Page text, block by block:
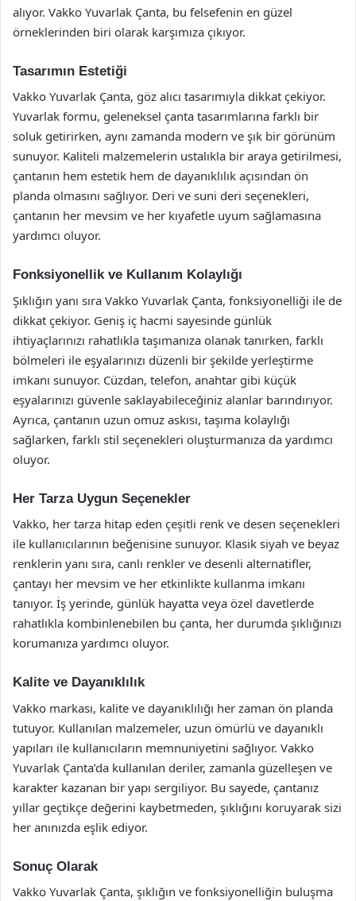
alıyor. Vakko Yuvarlak Çanta, bu felsefenin en güzel
örneklerinden biri olarak karşımıza çıkıyor.
Tasarımın Estetiği
Vakko Yuvarlak Çanta, göz alıcı tasarımıyla dikkat çekiyor.
Yuvarlak formu, geleneksel çanta tasarımlarına farklı bir
soluk getirirken, aynı zamanda modern ve şık bir görünüm
sunuyor. Kaliteli malzemelerin ustalıkla bir araya getirilmesi,
çantanın hem estetik hem de dayanıklılık açısından ön
planda olmasını sağlıyor. Deri ve suni deri seçenekleri,
çantanın her mevsim ve her kıyafetle uyum sağlamasına
yardımcı oluyor.
Fonksiyonellik ve Kullanım Kolaylığı
Şıklığın yanı sıra Vakko Yuvarlak Çanta, fonksiyonelliği ile de
dikkat çekiyor. Geniş iç hacmi sayesinde günlük
ihtiyaçlarınızı rahatlıkla taşımanıza olanak tanırken, farklı
bölmeleri ile eşyalarınızı düzenli bir şekilde yerleştirme
imkanı sunuyor. Cüzdan, telefon, anahtar gibi küçük
eşyalarınızı güvenle saklayabileceğiniz alanlar barındırıyor.
Ayrıca, çantanın uzun omuz askısı, taşıma kolaylığı
sağlarken, farklı stil seçenekleri oluşturmanıza da yardımcı
oluyor.
Her Tarza Uygun Seçenekler
Vakko, her tarza hitap eden çeşitli renk ve desen seçenekleri
ile kullanıcılarının beğenisine sunuyor. Klasik siyah ve beyaz
renklerin yanı sıra, canlı renkler ve desenli alternatifler,
çantayı her mevsim ve her etkinlikte kullanma imkanı
tanıyor. İş yerinde, günlük hayatta veya özel davetlerde
rahatlıkla kombinlenebilen bu çanta, her durumda şıklığınızı
korumanıza yardımcı oluyor.
Kalite ve Dayanıklılık
Vakko markası, kalite ve dayanıklılığı her zaman ön planda
tutuyor. Kullanılan malzemeler, uzun ömürlü ve dayanıklı
yapıları ile kullanıcıların memnuniyetini sağlıyor. Vakko
Yuvarlak Çanta’da kullanılan deriler, zamanla güzelleşen ve
karakter kazanan bir yapı sergiliyor. Bu sayede, çantanız
yıllar geçtikçe değerini kaybetmeden, şıklığını koruyarak sizi
her anınızda eşlik ediyor.
Sonuç Olarak
Vakko Yuvarlak Çanta, şıklığın ve fonksiyonelliğin buluşma